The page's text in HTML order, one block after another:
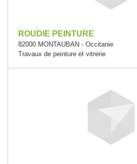
ROUDIE PEINTURE
82000 MONTAUBAN - Occitanie
Travaux de peinture et vitrerie